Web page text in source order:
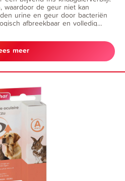
waardoor de geur niet kan
urine en geur door bacteriën
afbreekbaar en volledig
meer